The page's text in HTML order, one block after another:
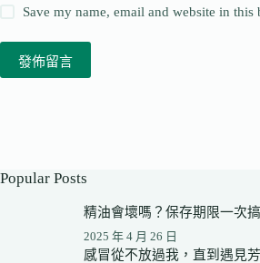
Save my name, email and website in
發佈留言
Popular Posts
精油會壞嗎？保存期限一次
2025 年 4 月 26 日
感冒從不放過我，直到遇見